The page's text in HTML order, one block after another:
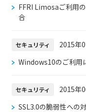
FFRI Limosaご利用
合
セキュリティ
2015年
Windows10のご利用
セキュリティ
2015年
SSL3.0の脆弱性への